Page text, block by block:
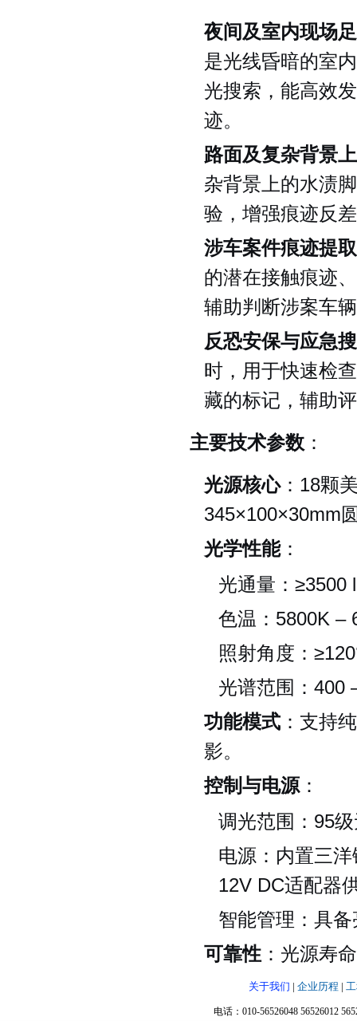
夜间及室内现场
是光线昏暗的室
光搜索，能高效
迹。
路面及复杂背景
杂背景上的水渍
验，增强痕迹反
涉车案件痕迹提取
的潜在接触痕迹
辅助判断涉案车
反恐安保与应急
时，用于快速检
藏的标记，辅助
主要技术参数 ：
光源核心：18颗
345×100×30mm
光学性能：
光通量：≥3500
色温：5800K –
照射角度：
光谱范围：400
功能模式 ：支持
影。
控制与电源 ：
调光范围：95
电源：内置三
12V DC适配器
智能管理：具
可靠性 ：光源寿
关于我们 | 企业历程 |
电话：010-56526048 56526012